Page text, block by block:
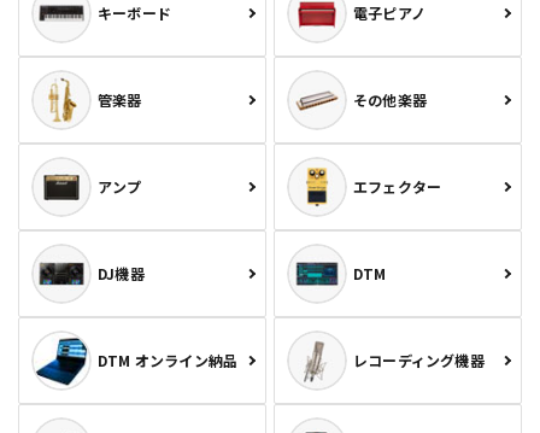
キーボード 電子ピアノ
管楽器 その他楽器
アンプ エフェクター
DJ機器 DTM
DTM オンライン納品 レコーディング機器